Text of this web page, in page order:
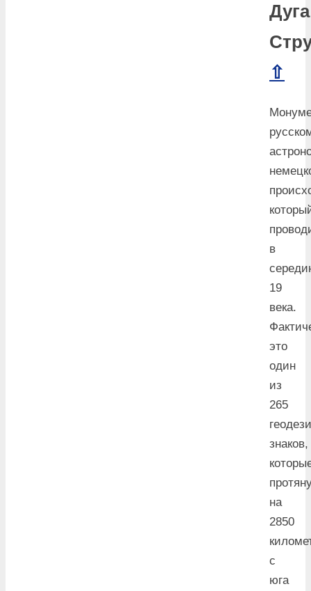
Дуга
⇧
в
19
века.
это
один
из
265
знаков,
на
2850
с
юга